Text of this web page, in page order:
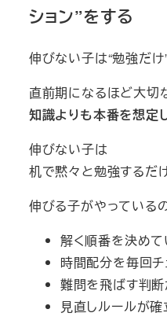
ション”をする
伸びない子は“勉強だけ
直前期になるほど大切
知識よりも本番を想定
伸びない子は
机で黙々と勉強するだ
伸びる子がやっている
解く順番を決めて
時間配分を毎回チ
難問を飛ばす判
見直しルールが確